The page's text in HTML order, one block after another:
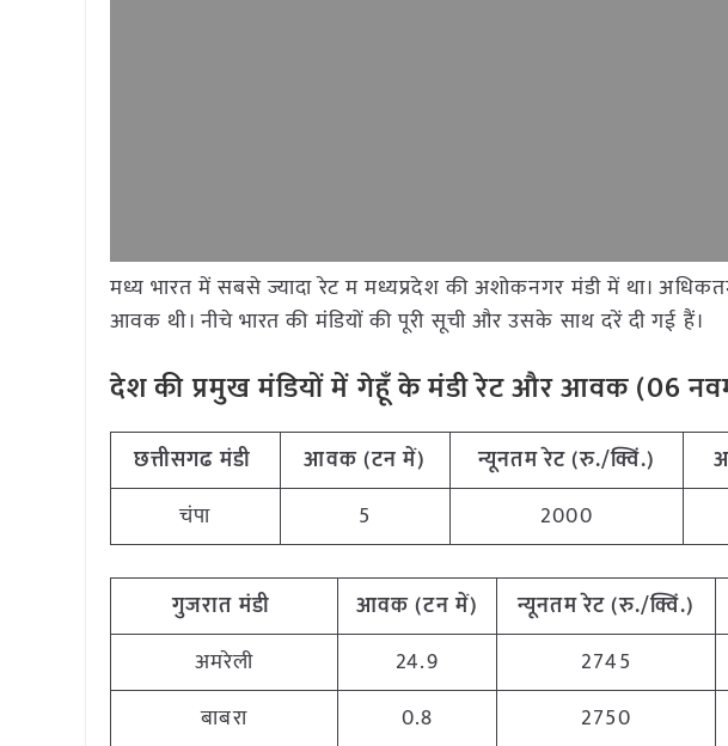
मध्य भारत में सबसे ज्यादा रेट म मध्यप्रदेश की अशोकनगर मंडी में था।
आवक थी। नीचे भारत की मंडियों की पूरी सूची और उसके साथ दरें दी गई हैं।
देशकीप्रमुखमंडियोंमेंगेहूँकेमंडीरेटऔरआवक(06
छत्तीसगढमंडी आवक(टन में) न्यूनतमरेट(रु./क्विं.)
चंपा
5 2000
गुजरातमंडी आवक(टनमें) न्यूनतमरेट(रु./क्विं.)
अमरेली
24.9 2745
बाबरा
0.8 2750